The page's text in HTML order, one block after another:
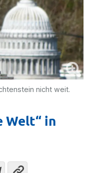
nicht weit.
Welt“ in